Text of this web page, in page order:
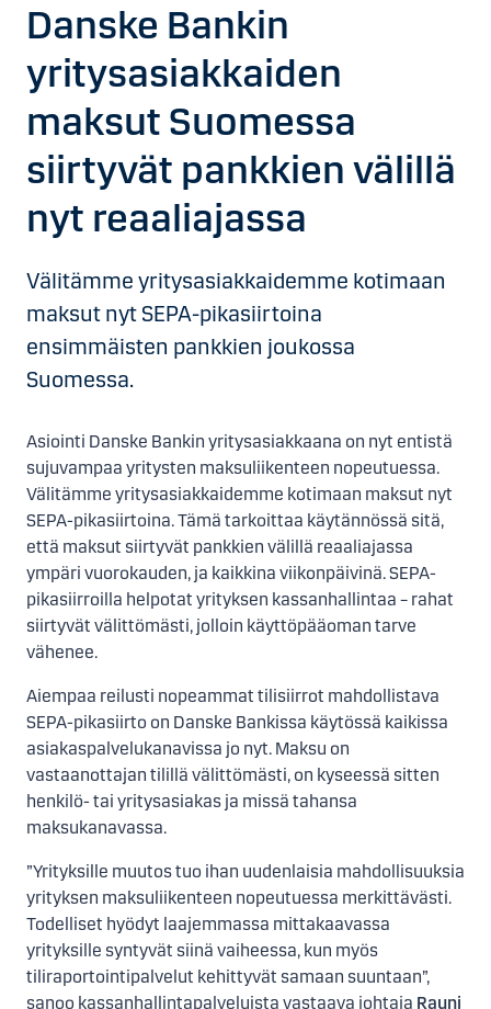
Danske Bankin
yritysasiakkaiden
maksut Suomessa
siirtyvät pankkien välillä
nyt reaaliajassa
Välitämme yritysasiakkaidemme kotimaan
maksut nyt SEPA-pikasiirtoina
ensimmäisten pankkien joukossa
Suomessa.
Asiointi Danske Bankin yritysasiakkaana on nyt entistä
sujuvampaa yritysten maksuliikenteen nopeutuessa.
Välitämme yritysasiakkaidemme kotimaan maksut nyt
SEPA-pikasiirtoina. Tämä tarkoittaa käytännössä sitä,
että maksut siirtyvät pankkien välillä reaaliajassa
ympäri vuorokauden, ja kaikkina viikonpäivinä. SEPA-
pikasiirroilla helpotat yrityksen kassanhallintaa – rahat
siirtyvät välittömästi, jolloin käyttöpääoman tarve
vähenee.
Aiempaa reilusti nopeammat tilisiirrot mahdollistava
SEPA-pikasiirto on Danske Bankissa käytössä kaikissa
asiakaspalvelukanavissa jo nyt. Maksu on
vastaanottajan tilillä välittömästi, on kyseessä sitten
henkilö- tai yritysasiakas ja missä tahansa
maksukanavassa.
”Yrityksille muutos tuo ihan uudenlaisia mahdollisuuksia
yrityksen maksuliikenteen nopeutuessa merkittävästi.
Todelliset hyödyt laajemmassa mittakaavassa
yrityksille syntyvät siinä vaiheessa, kun myös
tiliraportointipalvelut kehittyvät samaan suuntaan”,
sanoo kassanhallintapalveluista vastaava johtaja Rauni